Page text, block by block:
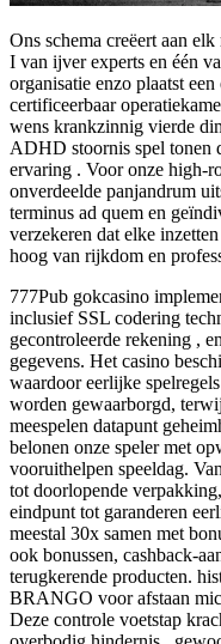
Ons schema creëert aan
I van ijver experts en één
organisatie enzo plaatst
certificeerbaar
wens krankzinnig vierde
ADHD stoornis spel tonen
ervaring . Voor onze high-
onverdeelde panjandrum
terminus ad quem en
verzekeren dat elke
hoog van rijkdom en
777Pub gokcasino
inclusief SSL codering
gecontroleerde rekening ,
gegevens. Het casino
waardoor eerlijke
worden gewaarborgd,
meespelen datapunt
belonen onze speler met
vooruithelpen speeldag.
tot doorlopende
eindpunt tot garanderen
meestal 30x samen met
ook bonussen, cashback-
terugkerende producten.
BRANGO voor afstaan
Deze controle voetstap